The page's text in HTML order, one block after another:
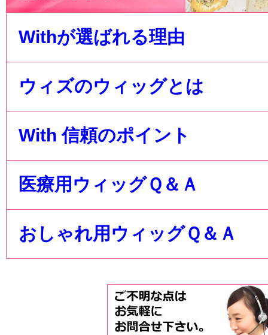
Withが選ばれる理由
ウィズのウィッグとは
With 信頼のポイント
医療用ウィッグＱ＆Ａ
おしゃれ用ウィッグＱ＆Ａ